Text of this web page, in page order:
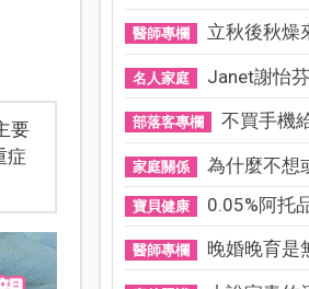
要
症
醫師專欄 立秋後秋燥
名人家庭 Janet謝怡芬
部落客專欄 不買手機給
家庭關係 為什麼不想
寶貝健康 0.05%阿托品
醫師專欄 晚婚晚育是